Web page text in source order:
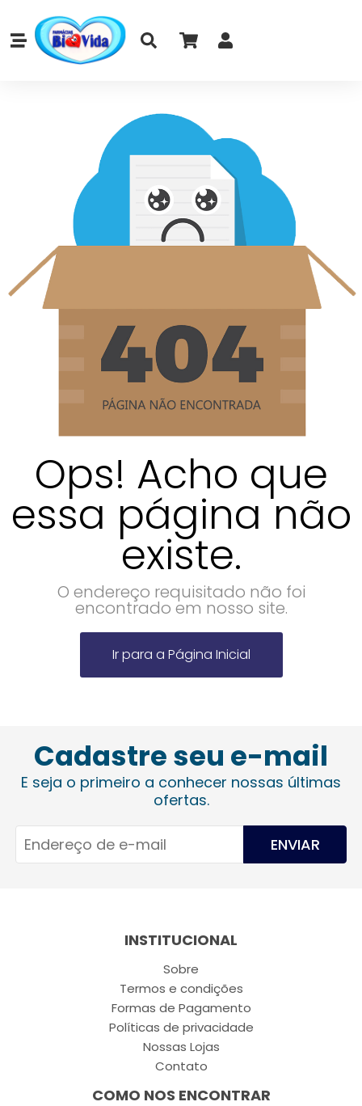
Ops! Acho que
essa página não
existe.
O endereço requisitado não foi
encontrado em nosso site.
Ir para a Página Inicial
Cadastre seu e-mail
E seja o primeiro a conhecer nossas últimas
ofertas.
ENVIAR
INSTITUCIONAL
Sobre
Termos e condições
Formas de Pagamento
Políticas de privacidade
Nossas Lojas
Contato
COMO NOS ENCONTRAR